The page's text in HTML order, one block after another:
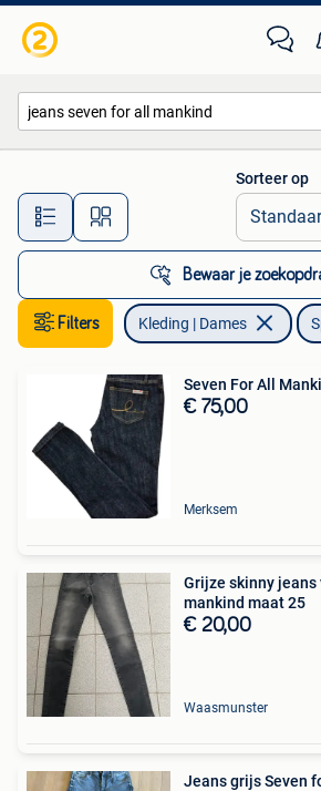
Alle afstanden…
Sorteer op
Bewaar je
Filters Kleding | Dames
Seven For All
€ 75,00
Merksem
Grijze skinny jeans
mankind maat 25
€ 20,00
Waasmunster
Jeans grijs Seven